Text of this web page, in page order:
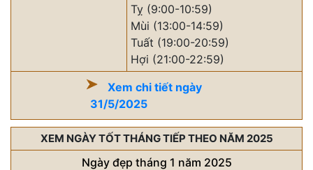
Tỵ (9:00-10:59)
Mùi (13:00-14:59)
Tuất (19:00-20:59)
Hợi (21:00-22:59)
Xem chi tiết ngày
31/5/2025
XEM NGÀY TỐT THÁNG TIẾP THEO NĂM 2025
Ngày đẹp tháng 1 năm 2025